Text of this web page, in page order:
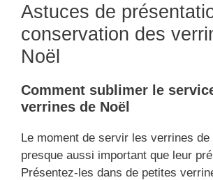
Astuces de
conservation des
Noël
Comment sublimer le
verrines de Noël
Le moment de servir les verrines de
presque aussi important que leur
Présentez-les dans de petites